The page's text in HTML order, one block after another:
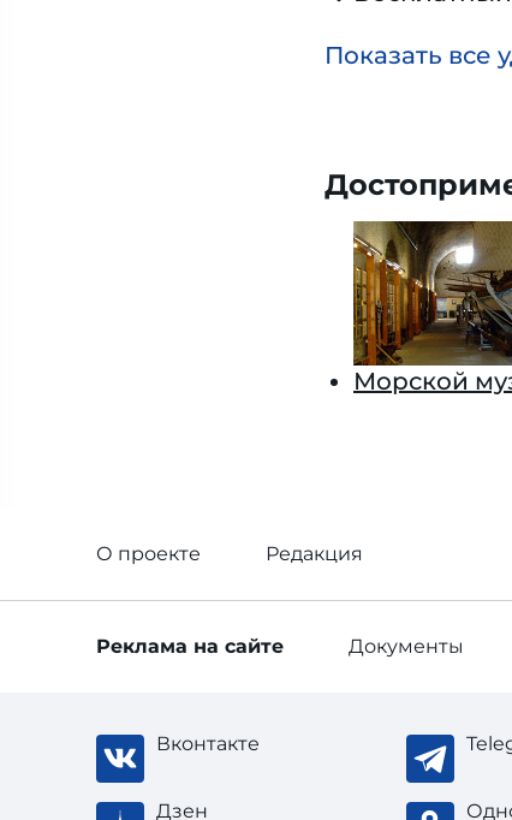
Показать все
Морской
О проекте Редакция
Реклама на сайте Документы
Вконтакте
Дзен